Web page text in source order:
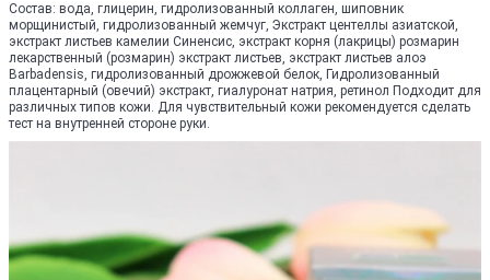
Состав: вода, глицерин, гидролизованный коллаген, шиповник
морщинистый, гидролизованный жемчуг, Экстракт центеллы азиатской,
экстракт листьев камелии Синенсис, экстракт корня (лакрицы) розмарин
лекарственный (розмарин) экстракт листьев, экстракт листьев алоэ
Barbadensis, гидролизованный дрожжевой белок, Гидролизованный
плацентарный (овечий) экстракт, гиалуронат натрия, ретинол Подходит для
различных типов кожи. Для чувствительный кожи рекомендуется сделать
тест на внутренней стороне руки.